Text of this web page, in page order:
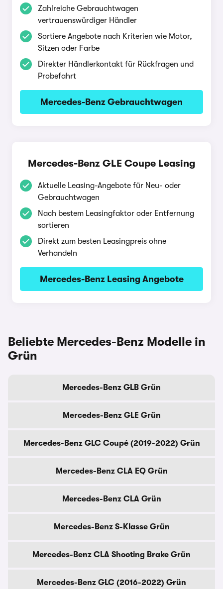
Zahlreiche Gebrauchtwagen
vertrauenswürdiger Händler
Sortiere Angebote nach Kriterien wie Motor,
Sitzen oder Farbe
Direkter Händlerkontakt für Rückfragen und
Probefahrt
Mercedes-Benz Gebrauchtwagen
Mercedes-Benz GLE Coupe Leasing
Aktuelle Leasing-Angebote für Neu- oder
Gebrauchtwagen
Nach bestem Leasingfaktor oder Entfernung
sortieren
Direkt zum besten Leasingpreis ohne
Verhandeln
Mercedes-Benz Leasing Angebote
Beliebte Mercedes-Benz Modelle in
Grün
Mercedes-Benz GLB Grün
Mercedes-Benz GLE Grün
Mercedes-Benz GLC Coupé (2019-2022) Grün
Mercedes-Benz CLA EQ Grün
Mercedes-Benz CLA Grün
Mercedes-Benz S-Klasse Grün
Mercedes-Benz CLA Shooting Brake Grün
Mercedes-Benz GLC (2016-2022) Grün